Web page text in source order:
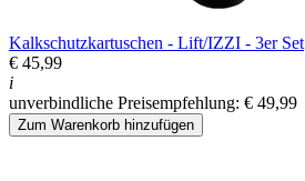
Kalkschutzkartuschen - Lift/IZZI - 3er Set
€ 45,99
i
unverbindliche Preisempfehlung: € 49,99
Zum Warenkorb hinzufügen